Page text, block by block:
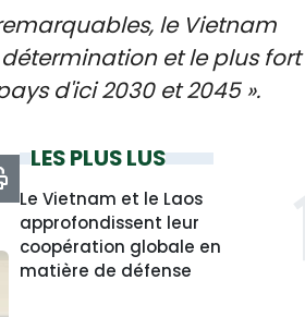
le Vietnam
et le plus fort
d'ici 2030 et 2045 ».
LES PLUS LUS
Le Vietnam et le Laos
approfondissent leur
coopération globale en
matière de défense